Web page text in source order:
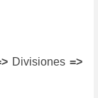
Divisiones =>